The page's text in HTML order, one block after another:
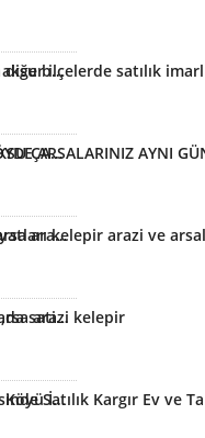
Antalya merkez ilçelerinde aksu başta diğer ilçelerde satılık imarlı müstail tapulu arsa
ANTALYA İL VE İLÇERİ DE AKSU ÇAMKÖYDE ARSALARINIZ AYNI GÜN NAKİTE ÇEVRİLİR
antalya aksu hacıaliler,de arsa arazi fiyatları kelepir arazi ve arsalar
Antalya aksu-yesilkaraman,da satilik-arsa arazi kelepir
Antalya Aksu Yeşilkaraman Köyü İçerisinde Satılık Kargır Ev ve Tarla